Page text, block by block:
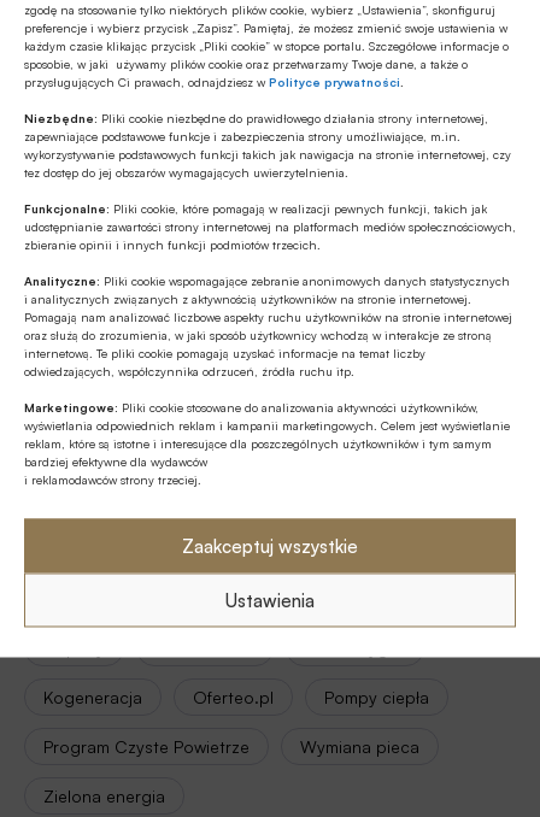
zgodę na stosowanie tylko niektórych plików cookie, wybierz „Ustawienia”, skonfiguruj
preferencje i wybierz przycisk „Zapisz”. Pamiętaj, że możesz zmienić swoje ustawienia w
każdym czasie klikając przycisk „Pliki cookie” w stopce portalu. Szczegółowe informacje o
sposobie, w jaki używamy plików cookie oraz przetwarzamy Twoje dane, a także o
przysługujących Ci prawach, odnajdziesz wPolityce prywatności
Niezbędne: Pliki cookie niezbędne do prawidłowego działania strony internetowej,
zapewniające podstawowe funkcje i zabezpieczenia strony umożliwiające, m.in.
wykorzystywanie podstawowych funkcji takich jak nawigacja na stronie internetowej, czy
tez dostęp do jej obszarów wymagających uwierzytelnienia.
Funkcjonalne: Pliki cookie, które pomagają w realizacji pewnych funkcji, takich jak
udostępnianie zawartości strony internetowej na platformach mediów społecznościowych,
zbieranie opinii i innych funkcji podmiotów trzecich.
Analityczne: Pliki cookie wspomagające zebranie anonimowych danych statystycznych
i analitycznych związanych z aktywnością użytkowników na stronie internetowej.
Pomagają nam analizować liczbowe aspekty ruchu użytkowników na stronie internetowej
oraz służą do zrozumienia, w jaki sposób użytkownicy wchodzą w interakcje ze stroną
internetową. Te pliki cookie pomagają uzyskać informacje na temat liczby
odwiedzających, współczynnika odrzuceń, źródła ruchu itp.
Marketingowe: Pliki cookie stosowane do analizowania aktywności użytkowników,
wyświetlania odpowiednich reklam i kampanii marketingowych. Celem jest wyświetlanie
reklam, które są istotne i interesujące dla poszczególnych użytkowników i tym samym
bardziej efektywne dla wydawców
i reklamodawców strony trzeciej.
Zaakceptuj wszystkie
Ustawienia
Czytaj także:Nowelizacja programu Czyste
Powietrze: pożyczki na preferencyjnych
warunkach, Centralna Ewidencja Emisyjności
Źródło:Oferteo.pl
Udostępnij
Kogeneracja Oferteo.pl Pompy ciepła
Program Czyste Powietrze Wymiana pieca
Zielona energia